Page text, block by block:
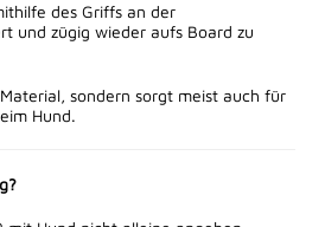
des Griffs an der
und zügig wieder aufs Board zu
sondern sorgt meist auch für
Hund.